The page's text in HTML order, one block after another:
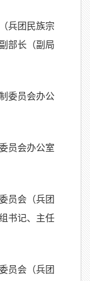
兵团民族宗
部长（副局
委员会办公
员会办公室
员会（兵团
书记、主任
员会（兵团